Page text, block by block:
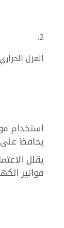
2.
العزل الحراري
استخدام
يحافظ على
يقلل
فواتير